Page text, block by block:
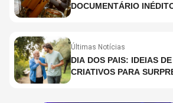
DOCUMENTÁRIO
Últimas Notícias
DIA DOS PAIS: IDEIAS DE PRESENTES
CRIATIVOS PARA